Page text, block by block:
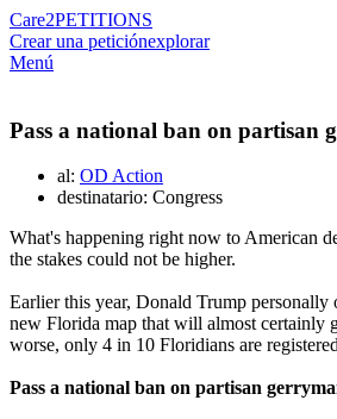
Care2PETITIONS
Crear una peticiónexplorar
Menú
Pass a national ban on partisan
al: OD Action
destinatario: Congress
What's happening right now to American
the stakes could not be higher.
Earlier this year, Donald Trump personally
new Florida map that will almost certainly
worse, only 4 in 10 Floridians are
Pass a national ban on partisan